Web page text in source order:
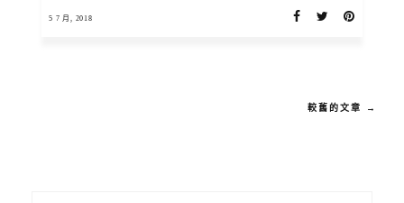
5 7 月, 2018
較舊的文章 →